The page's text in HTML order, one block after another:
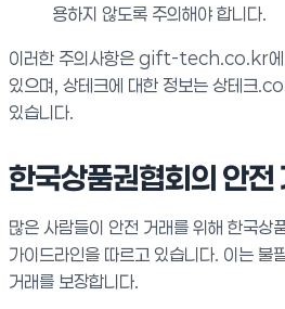
용하지 않도록 주의해야 합니다.
이러한 주의사항은 gift-tech.co.kr에
있으며, 상테크에 대한 정보는 상테크
있습니다.
한국상품권협회의 안전
많은 사람들이 안전 거래를 위해 한국상
가이드라인을 따르고 있습니다. 이는 불
거래를 보장합니다.